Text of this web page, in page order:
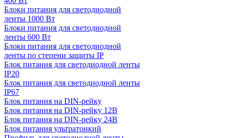
Блоки питания для светодиодной
ленты 1000 Вт
Блоки питания для светодиодной
ленты 600 Вт
Блоки питания для светодиодной
ленты по степени защиты IP
Блок питания для светодиодной ленты
IP20
Блок питания для светодиодной ленты
IP67
Блок питания на DIN-рейку
Блок питания на DIN-рейку 12В
Блок питания на DIN-рейку 24В
Блок питания ультратонкий